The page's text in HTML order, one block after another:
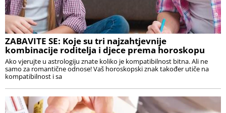
ZABAVITE SE: Koje su tri najzahtjevnije
kombinacije roditelja i djece prema horoskopu
Ako vjerujte u astrologiju znate koliko je kompatibilnost bitna. Ali ne
samo za romantične odnose! Vaš horoskopski znak također utiče na
kompatibilnost i sa